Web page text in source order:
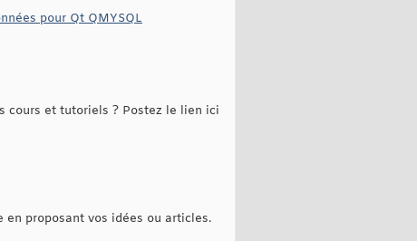
pour Qt QMYSQL
cours et tutoriels ? Postez le lien ici
proposant vos idées ou articles.